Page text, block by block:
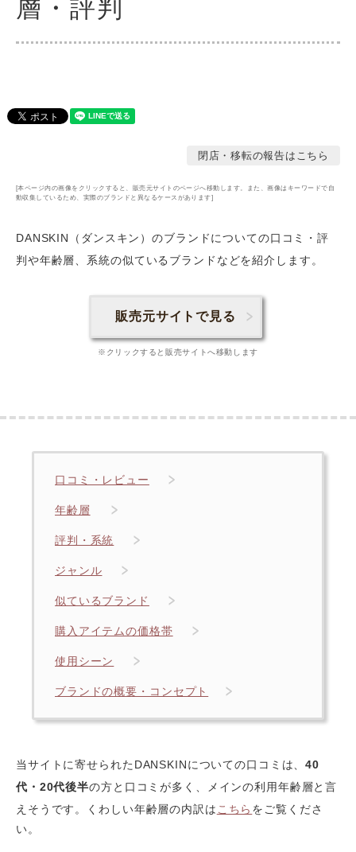
層・評判
閉店・移転の報告はこちら
[本ページ内の画像をクリックすると、販売元サイトのページへ移動します。また、画像はキーワードで自
動収集しているため、実際のブランドと異なるケースがあります]
DANSKIN（ダンスキン）のブランドについての口コミ・評
判や年齢層
、系統の似ているブランドなどを紹介します。
販売元サイトで見る
※クリックすると販売サイトへ移動します
口コミ・レビュー
年齢層
評判・系統
ジャンル
似ているブランド
購入アイテムの価格帯
使用シーン
ブランドの概要・コンセプト
当サイトに寄せられたDANSKINについての口コミは、40
代・20代後半の方と口コミが多く、メインの利用年齢層と言
えそうです。くわしい年齢層の内訳は こちら をご覧くださ
い。